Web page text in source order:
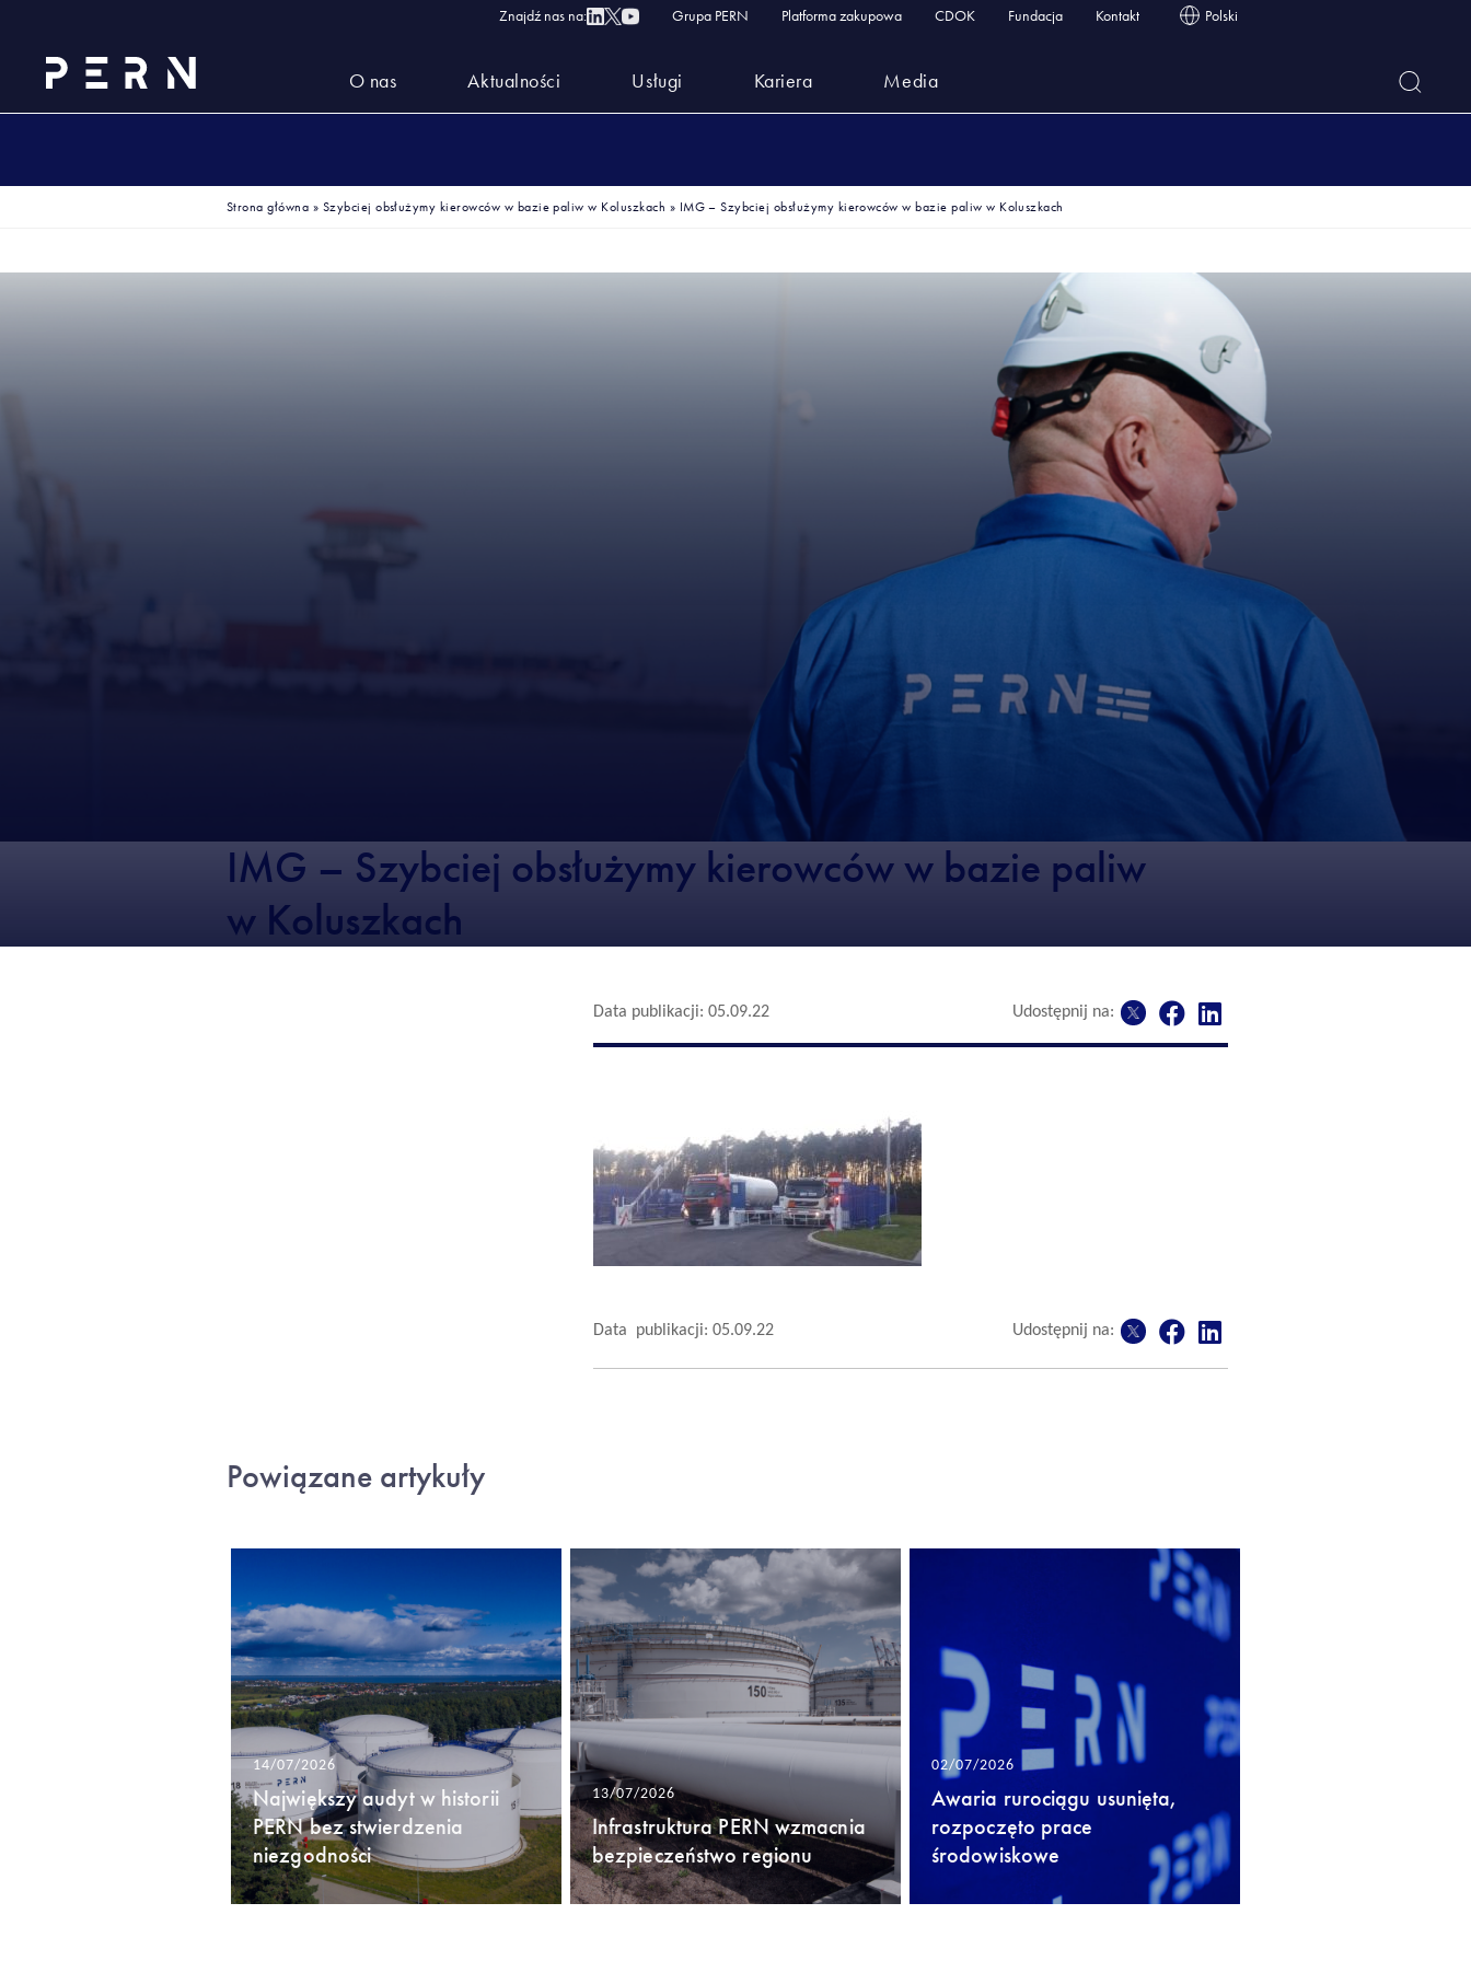
Znajdź nas na: Grupa PERN Platforma zakupowa CDOK Fundacja Kontakt Polski
O nas Aktualności Usługi Kariera Media
Strona główna » Szybciej obsłużymy kierowców w bazie paliw w Koluszkach » IMG – Szybciej obsłużymy kierowców w bazie paliw w Koluszkach
IMG – Szybciej obsłużymy kierowców w bazie paliw
w Koluszkach
Data publikacji: 05.09.22 Udostępnij na:
Data publikacji: 05.09.22 Udostępnij na:
Powiązane artykuły
14/07/2026
Największy audyt w historii
PERN bez stwierdzenia
niezgodności
13/07/2026
Infrastruktura PERN wzmacnia
bezpieczeństwo regionu
02/07/2026
Awaria rurociągu usunięta,
rozpoczęto prace
środowiskowe